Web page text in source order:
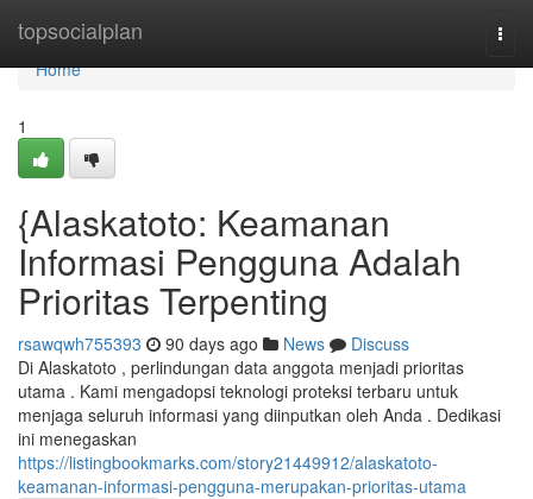
topsocialplan
Home
Home
1
{Alaskatoto: Keamanan
Informasi Pengguna Adalah
Prioritas Terpenting
rsawqwh755393 90 days ago News
Discuss
Di Alaskatoto , perlindungan data anggota menjadi prioritas
utama . Kami mengadopsi teknologi proteksi terbaru untuk
menjaga seluruh informasi yang diinputkan oleh Anda . Dedikasi
ini menegaskan
https://listingbookmarks.com/story21449912/alaskatoto-
keamanan-informasi-pengguna-merupakan-prioritas-utama